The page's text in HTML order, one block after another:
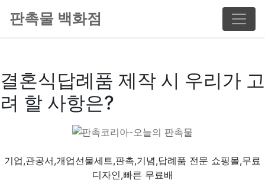
판촉물 백화점
결혼식답례품 제작 시 우리가 고
려 할 사항은?
기업,관공서,개업선물세트,판촉,기념,답례품 전문 쇼핑몰,무료
디자인,빠른 무료배